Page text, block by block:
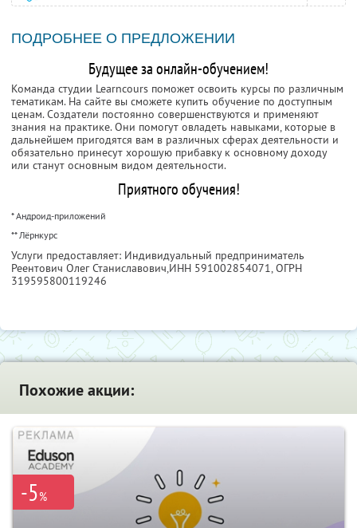
ПОДРОБНЕЕ О ПРЕДЛОЖЕНИИ
Будущее за онлайн-обучением!
Команда студии Learncours поможет освоить курсы по различным
тематикам. На сайте вы сможете купить обучение по доступным
ценам. Создатели постоянно совершенствуются и применяют
знания на практике. Они помогут овладеть навыками, которые в
дальнейшем пригодятся вам в различных сферах деятельности и
обязательно принесут хорошую прибавку к основному доходу
или станут основным видом деятельности.
Приятного обучения!
* Андроид-приложений
** Лёрнкурс
Услуги предоставляет: Индивидуальный предприниматель
Реентович Олег Станиславович,ИНН 591002854071, ОГРН
319595800119246
Похожие акции:
-5%